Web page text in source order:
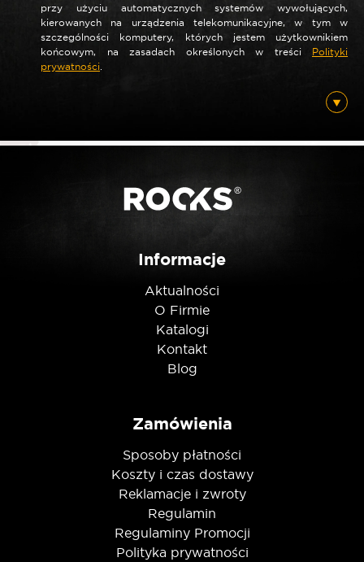
Nazwa*
Posiadam ten produkt
przy użyciu automatycznych systemów wywołujących,
kierowanych na urządzenia telekomunikacyjne, w tym w
szczególności komputery, których jestem użytkownikiem
końcowym, na zasadach określonych w treści Polityki
prywatności
Informacje
Aktualności
O Firmie
Katalogi
Kontakt
Blog
Zamówienia
Sposoby płatności
Koszty i czas dostawy
Reklamacje i zwroty
Regulamin
Regulaminy Promocji
Polityka prywatności